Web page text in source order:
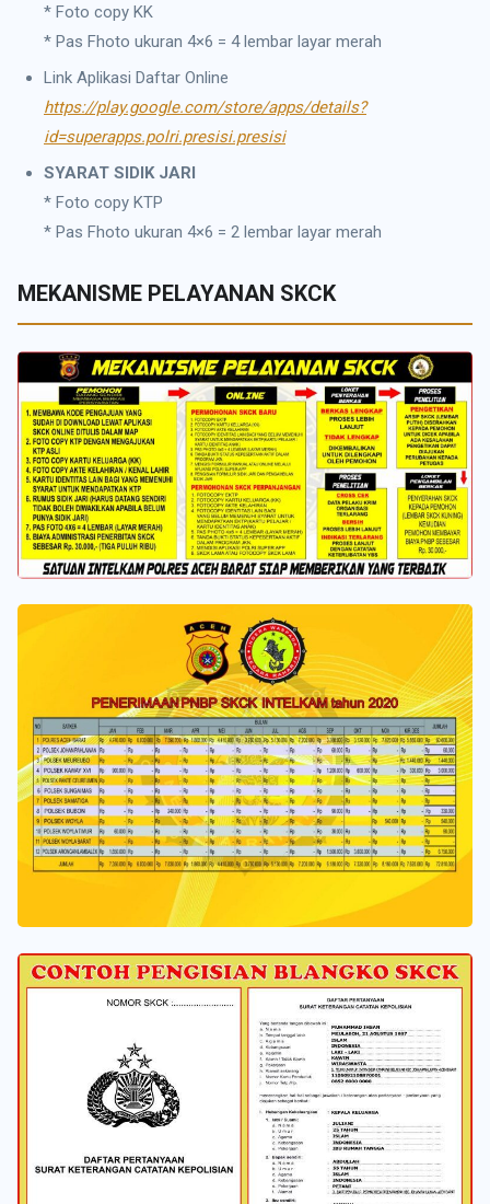
* Foto copy KK
* Pas Fhoto ukuran 4×6 = 4 lembar layar merah
Link Aplikasi Daftar Online
https://play.google.com/store/apps/details?
id=superapps.polri.presisi.presisi
SYARAT SIDIK JARI
* Foto copy KTP
* Pas Fhoto ukuran 4×6 = 2 lembar layar merah
MEKANISME PELAYANAN SKCK